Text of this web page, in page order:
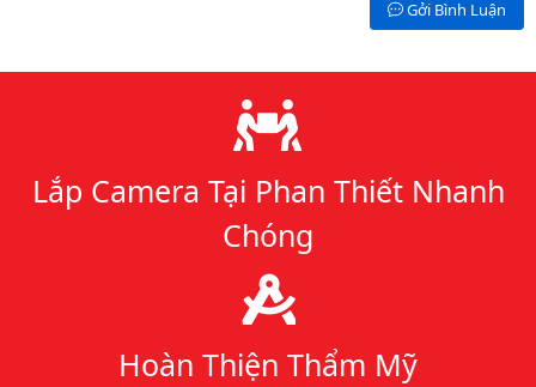
Gởi Bình Luận
Lý do chọn chúng tôi
Lắp Camera Tại Phan Thiết Nhanh
Chóng
Hoàn Thiện Thẩm Mỹ